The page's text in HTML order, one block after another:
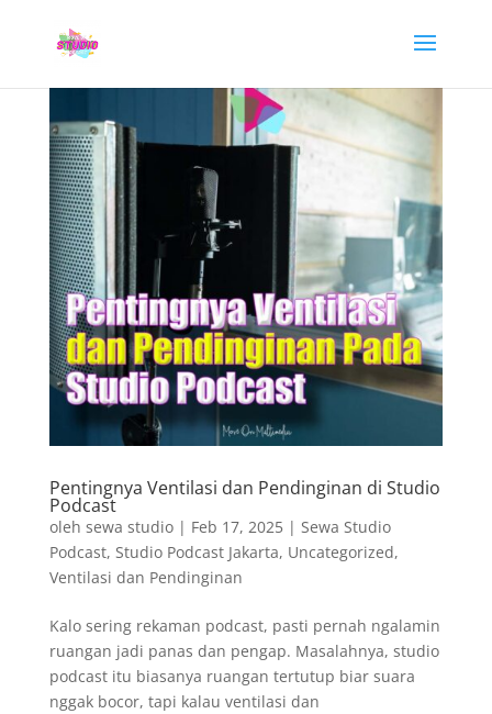
Pentingnya Ventilasi dan Pendinginan di Studio
Podcast
oleh sewa studio| Feb 17, 2025| Sewa Studio
Podcast, Studio Podcast Jakarta, Uncategorized,
Ventilasi dan Pendinginan
Kalo sering rekaman podcast, pasti pernah ngalamin
ruangan jadi panas dan pengap. Masalahnya, studio
podcast itu biasanya ruangan tertutup biar suara
nggak bocor, tapi kalau ventilasi dan